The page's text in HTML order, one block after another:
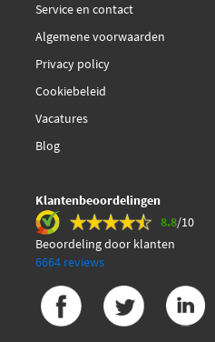
Service en contact
Algemene voorwaarden
Privacy policy
Cookiebeleid
Vacatures
Blog
Klantenbeoordelingen
8.8/10
Beoordeling door klanten
6664 reviews